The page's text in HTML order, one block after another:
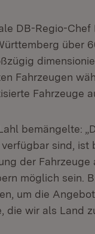
DB-Regio-
über
Fahrzeugen
Fahrzeuge
bemängelte:
verfügbar sind,
der
möglich sein.
um die
die wir als Land